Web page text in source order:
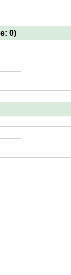
0)